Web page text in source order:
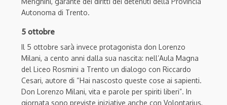
Autonoma di Trento.
5 ottobre
Il 5 ottobre sarà invece protagonista don Lorenzo
Milani, a cento anni dalla sua nascita: nell’Aula Magna
del Liceo Rosmini a Trento un dialogo con Riccardo
Cesari, autore di “Hai nascosto queste cose ai sapienti.
Don Lorenzo Milani, vita e parole per spiriti liberi”. In
giornata sono previste iniziative anche con Volontarius,